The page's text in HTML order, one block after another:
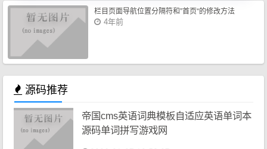
栏目页面导航位置分隔符和”首页“的修改方法
4年前
源码推荐
帝国cms英语词典模板自适应英语单词本
源码单词拼写游戏网